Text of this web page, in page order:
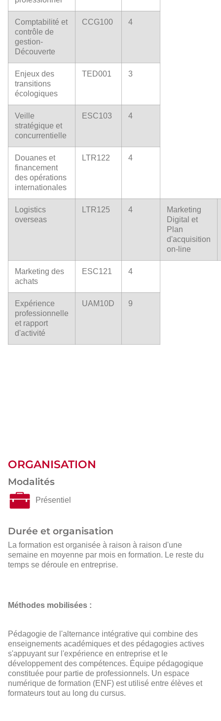
Comptabilité et
contrôle de
gestion-
Découverte
CCG100 4
Enjeux des
transitions
écologiques
TED001 3
Veille
stratégique et
concurrentielle
ESC103 4
Douanes et
financement
des opérations
internationales
LTR122 4
Logistics
overseas
LTR125 4
Marketing
Digital et
Plan
d'acquisition
on-line
Marketing des
achats
ESC121 4
Expérience
professionnelle
et rapport
d'activité
UAM10D 9
ORGANISATION
Modalités
Présentiel
Durée et organisation
La formation est organisée à raison à raison d'une
semaine en moyenne par mois en formation. Le reste du
temps se déroule en entreprise.
Méthodes mobilisées :
Pédagogie de l'alternance intégrative qui combine des
enseignements académiques et des pédagogies actives
s'appuyant sur l'expérience en entreprise et le
développement des compétences. Équipe pédagogique
constituée pour partie de professionnels. Un espace
numérique de formation (ENF) est utilisé entre élèves et
formateurs tout au long du cursus.